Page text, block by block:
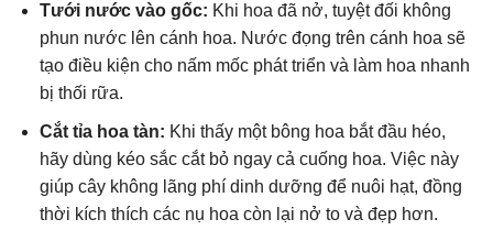
Tưới nước vào gốc: Khi hoa đã nở, tuyệt đối không
phun nước lên cánh hoa. Nước đọng trên cánh hoa sẽ
tạo điều kiện cho nấm mốc phát triển và làm hoa nhanh
bị thối rữa.
Cắt tỉa hoa tàn: Khi thấy một bông hoa bắt đầu héo,
hãy dùng kéo sắc cắt bỏ ngay cả cuống hoa. Việc này
giúp cây không lãng phí dinh dưỡng để nuôi hạt, đồng
thời kích thích các nụ hoa còn lại nở to và đẹp hơn.